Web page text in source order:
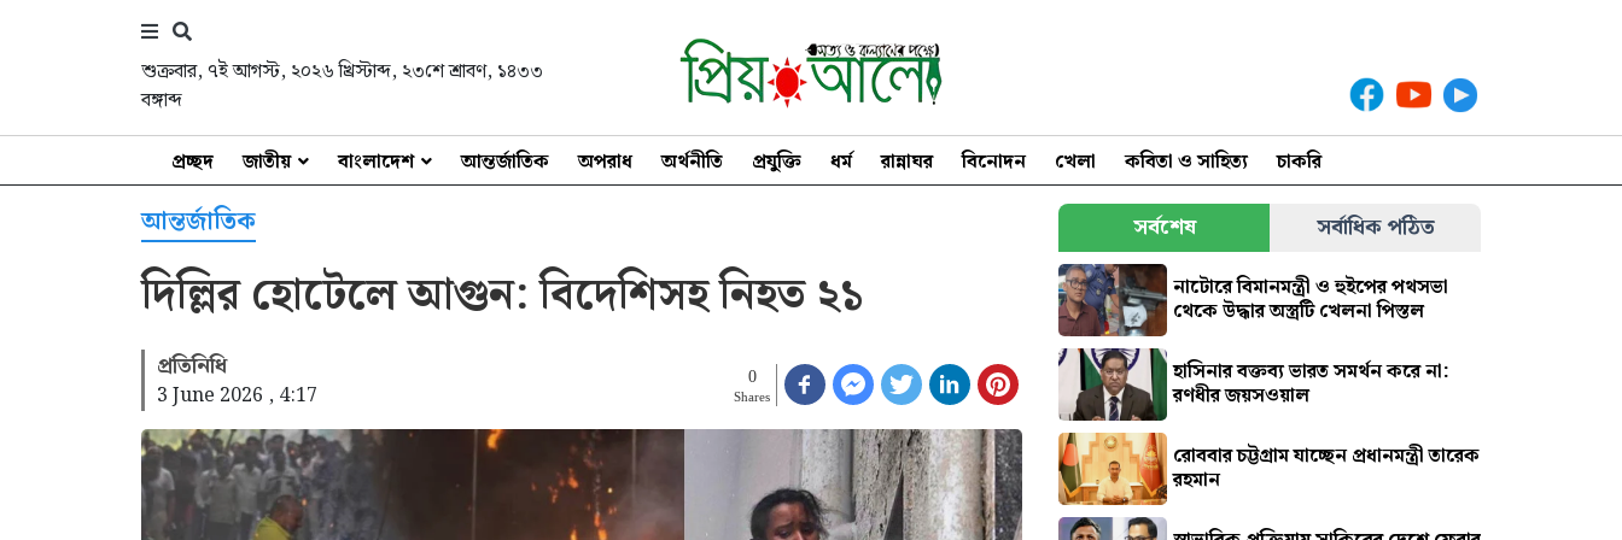
শুক্রবার, ৭ই আগস্ট, ২০২৬ খ্রিস্টাব্দ, ২৩শে শ্রাবণ, ১৪৩৩
বঙ্গাব্দ
প্রচ্ছদ জাতীয় বাংলাদেশ আন্তর্জাতিক অপরাধ অর্থনীতি প্রযুক্তি ধর্ম রান্নাঘর বিনোদন খেলা কবিতা ও সাহিত্য চাকরি
আন্তর্জাতিক
দিল্লির হোটেলে আগুন: বিদেশিসহ নিহত ২১
প্রতিনিধি
3 June 2026 , 4:17
0
Shares
সর্বশেষ সর্বাধিক পঠিত
নাটোরে বিমানমন্ত্রী ও হুইপের পথসভা
থেকে উদ্ধার অস্ত্রটি খেলনা পিস্তল
হাসিনার বক্তব্য ভারত সমর্থন করে না:
রণধীর জয়সওয়াল
রোববার চট্টগ্রাম যাচ্ছেন প্রধানমন্ত্রী তারেক
রহমান